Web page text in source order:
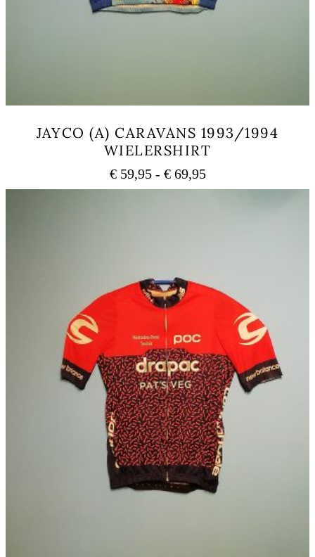
JAYCO (A) CARAVANS 1993/1994
WIELERSHIRT
€59,95 - €69,95Prijsklasse:
€ 59,95
kan
gekozen
worden
op
de
productpagina